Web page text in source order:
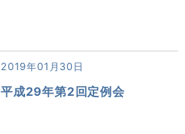
2019年01月30日
平成29年第2回定例会